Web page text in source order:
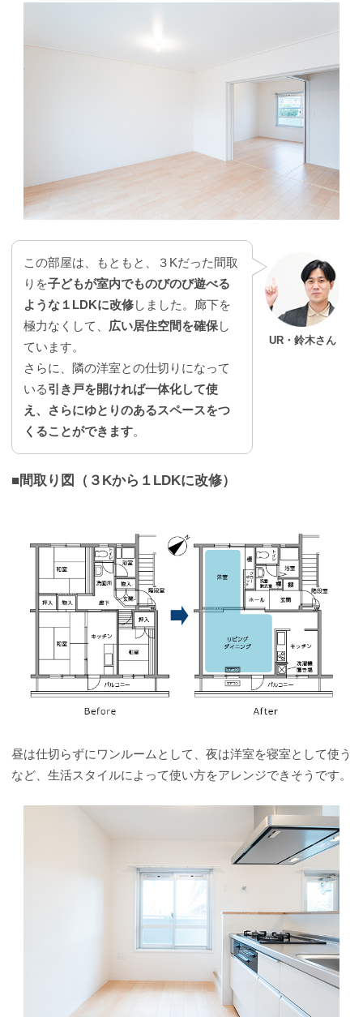
UR・鈴木さん
この部屋は、もともと、３Kだった間取
りを子どもが室内でものびのび遊べる
ような１LDKに改修しました。廊下を
極力なくして、 広い居住空間を確保し
ています。
さらに、隣の洋室との仕切りになって
いる引き戸を開ければ一体化して使
え、さらにゆとりのあるスペースをつ
くることができます。
■間取り図（３Kから１LDKに改修）
昼は仕切らずにワンルームとして、夜は洋室を寝室として使う
など、生活スタイルによって使い方をアレンジできそうです。